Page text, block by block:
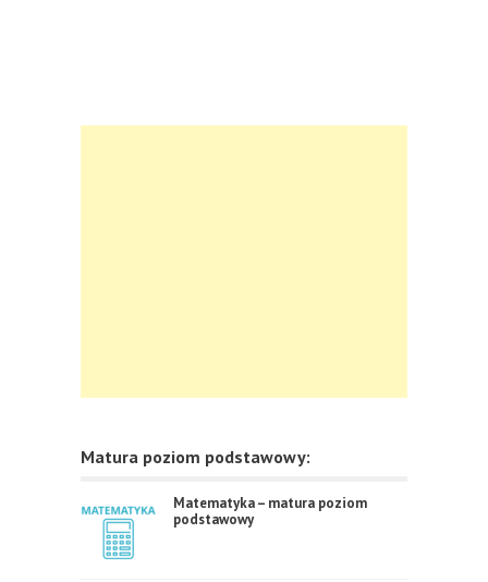
Matura poziom podstawowy:
Matematyka – matura poziom
podstawowy